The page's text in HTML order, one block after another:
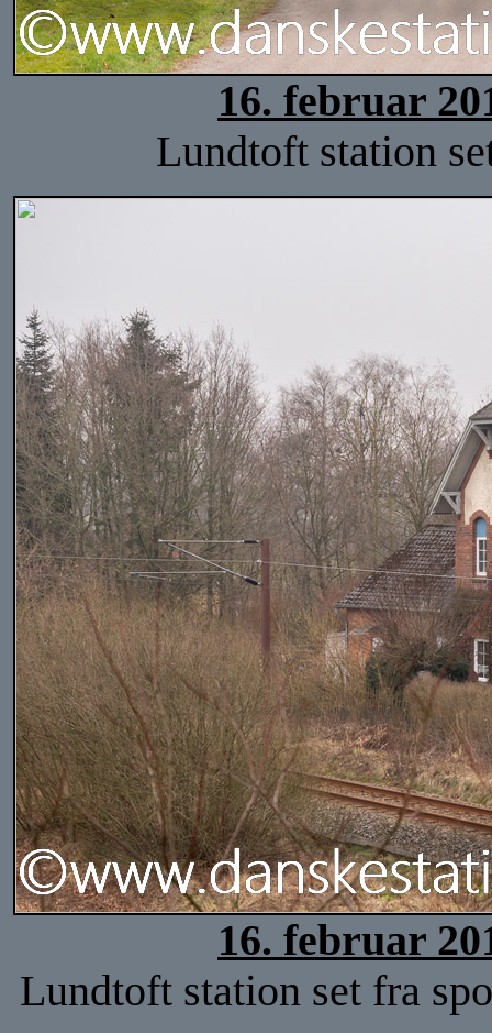
16. februar
Lundtoft station
16. februar
Lundtoft station set fra